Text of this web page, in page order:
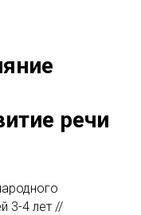
речи
3-4 лет //